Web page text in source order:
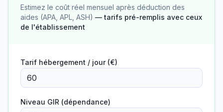
Estimez le coût réel mensuel après déduction des
aides (APA, APL, ASH) — tarifs pré-remplis avec ceux
de l'établissement
Tarif hébergement / jour (€)
Niveau GIR (dépendance)